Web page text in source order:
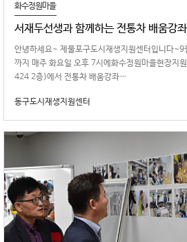
화수정원마을
서재두선생과 함께하는 전통차 배움강좌
안녕하세요~ 제물포구도시재생지원센터입니다
까지 매주 화요일 오후 7시에화수정원마을현장지
424 2층)에서 전통차 배움강좌…
동구도시재생지원센터